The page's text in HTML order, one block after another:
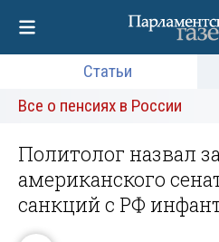
Статьи
Все о пенсиях в России
Политолог назвал
американского
санкций с РФ